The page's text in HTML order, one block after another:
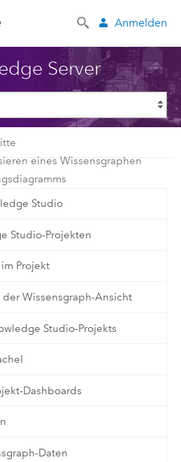
Anmelden
Server
eines Wissensgraphen
Studio
Studio-Projekten
Projekt
Wissensgraph-Ansicht
Studio-Projekts
Dashboards
Daten